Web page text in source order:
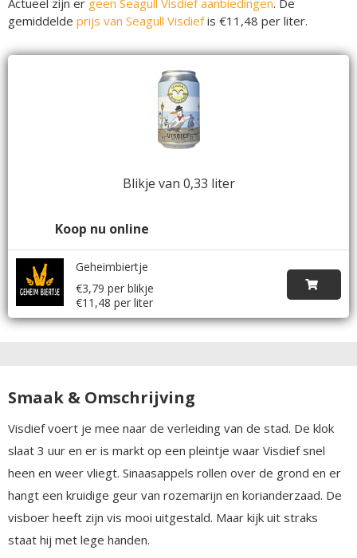
gemiddelde prijs van Seagull Visdiefis €11,48 per liter.
Blikje van 0,33 liter
Koop nu online
Geheimbiertje
€3,79 per blikje
€11,48 per liter
Smaak & Omschrijving
Visdief voert je mee naar de verleiding van de stad. De klok
slaat 3 uur en er is markt op een pleintje waar Visdief snel
heen en weer vliegt. Sinaasappels rollen over de grond en er
hangt een kruidige geur van rozemarijn en korianderzaad. De
visboer heeft zijn vis mooi uitgestald. Maar kijk uit straks
staat hij met lege handen.